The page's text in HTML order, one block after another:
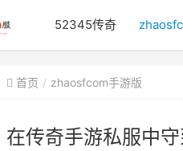
52345传奇
首页 zhaosfcom手游版
在传奇手游私服中